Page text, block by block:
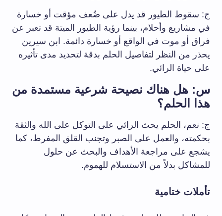
ج: سقوط الطيور قد يدل على ضُعف مؤقت أو خسارة
في مشاريع وأحلام، بينما رؤية الطيور الميتة قد تعبر عن
فراق أو موت في الواقع أو خسارة دائمة. ابن سيرين
يحذر من النظر لتفاصيل الحلم بدقة لتحديد مدى تأثيره
على حياة الرائي.
س: هل هناك نصيحة شرعية مستمدة من
هذا الحلم؟
ج: نعم، الحلم يحث الرائي على التوكل على الله والثقة
بحكمته، والعمل على الصبر وتجنب القلق المفرط، كما
يشجع على مراجعة الأهداف والبحث عن حلول
للمشاكل بدلاً من الاستسلام للهموم.
تأملات ختامية